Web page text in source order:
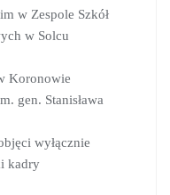
w Zespole Szkół
w Solcu
Koronowie
gen. Stanisława
wyłącznie
kadry